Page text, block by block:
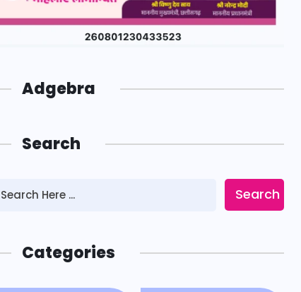
Adgebra
Search
Search
Categories